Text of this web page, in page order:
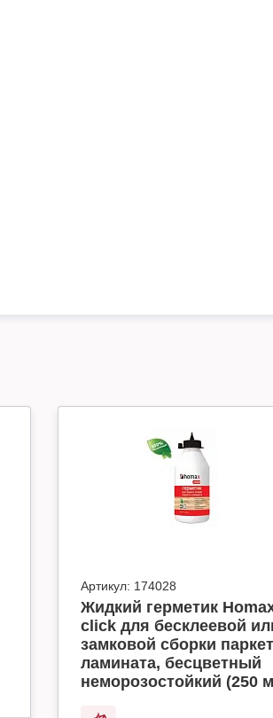
Артикул: 174028
Жидкий герметик
click для бесклеевой
замковой сборки
ламината, бесцветный
неморозостойкий (250